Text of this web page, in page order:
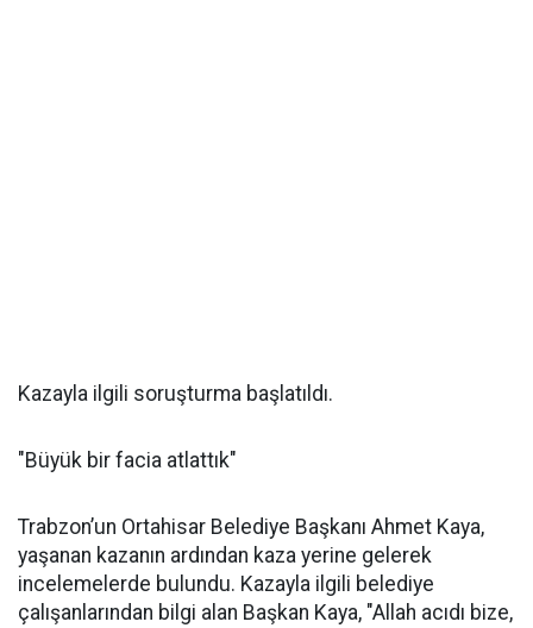
Kazayla ilgili soruşturma başlatıldı.
"Büyük bir facia atlattık"
Trabzon’un Ortahisar Belediye Başkanı Ahmet Kaya,
yaşanan kazanın ardından kaza yerine gelerek
incelemelerde bulundu. Kazayla ilgili belediye
çalışanlarından bilgi alan Başkan Kaya, "Allah acıdı bize,